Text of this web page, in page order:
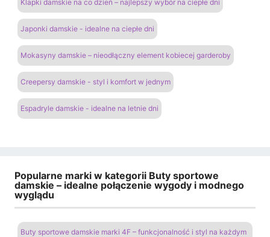
Klapki damskie na co dzień – najlepszy wybór na ciepłe dni
Japonki damskie - idealne na ciepłe dni
Mokasyny damskie – nieodłączny element kobiecej garderoby
Creepersy damskie - styl i komfort w jednym
Espadryle damskie - idealne na letnie dni
Popularne marki w kategorii Buty sportowe
damskie – idealne połączenie wygody i modnego
wyglądu
Buty sportowe damskie marki 4F – funkcjonalność i styl na każdym